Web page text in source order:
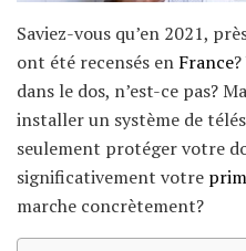
Saviez-vous qu’en 2021,
ont été recensés en France
dans le dos, n’est-ce pas?
installer un système de
seulement protéger votre
significativement votre
marche concrètement?